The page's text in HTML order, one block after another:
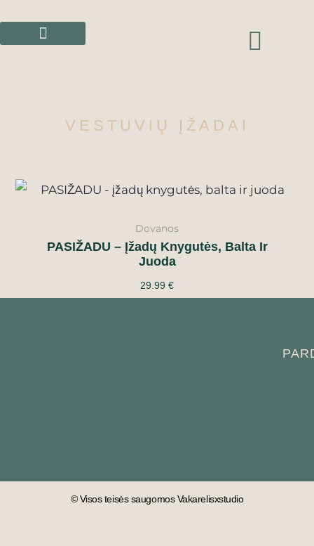
VESTUVIŲ ĮŽADAI
Dovanos
PASIŽADU – Įžadų Knygutės, Balta Ir
Juoda
29.99 €
© Visos teisės saugomos Vakarelisxstudio